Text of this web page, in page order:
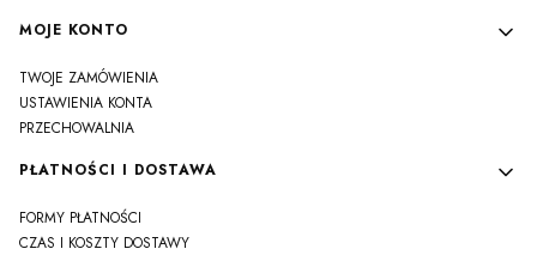
MOJE KONTO
TWOJE ZAMÓWIENIA
USTAWIENIA KONTA
PRZECHOWALNIA
PŁATNOŚCI I DOSTAWA
FORMY PŁATNOŚCI
CZAS I KOSZTY DOSTAWY